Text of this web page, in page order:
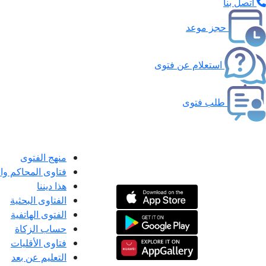
حجز موعد
استعلام عن فتوى
طلب فتوى
منهج الفتوى
فتاوى المحاكم
هذا ديننا
الفتاوى البحثية
الفتوى الهاتفية
حساب الزكاة
فتاوى الأقليات
التعليم عن بعد